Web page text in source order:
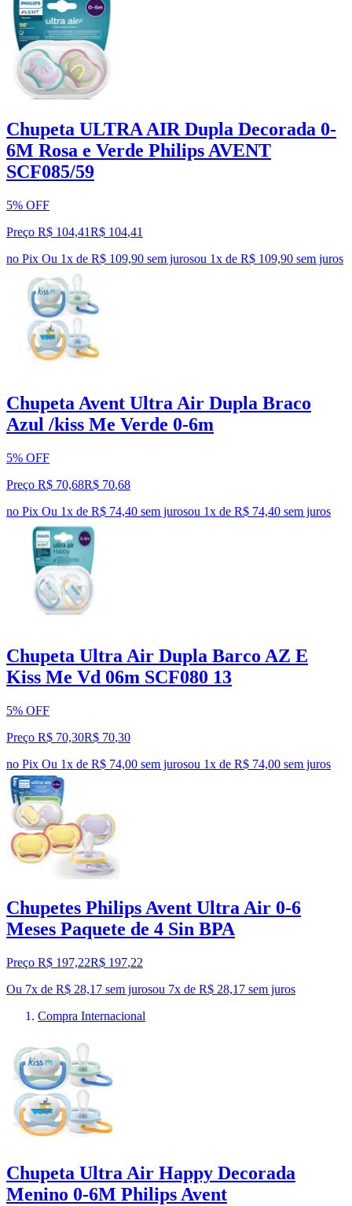
Chupeta ULTRA AIR Dupla Decorada 0-
6M Rosa e Verde Philips AVENT
SCF085/59
5% OFF
Preço R$ 104,41R$ 104,41
no Pix Ou 1x de R$ 109,90 sem jurosou 1x de R$ 109,90 sem juros
Chupeta Avent Ultra Air Dupla Braco
Azul /kiss Me Verde 0-6m
5% OFF
Preço R$ 70,68R$ 70,68
no Pix Ou 1x de R$ 74,40 sem jurosou 1x de R$ 74,40 sem juros
Chupeta Ultra Air Dupla Barco AZ E
Kiss Me Vd 06m SCF080 13
5% OFF
Preço R$ 70,30R$ 70,30
no Pix Ou 1x de R$ 74,00 sem jurosou 1x de R$ 74,00 sem juros
Chupetes Philips Avent Ultra Air 0-6
Meses Paquete de 4 Sin BPA
Preço R$ 197,22R$ 197,22
Ou 7x de R$ 28,17 sem jurosou 7x de R$ 28,17 sem juros
Compra Internacional
Chupeta Ultra Air Happy Decorada
Menino 0-6M Philips Avent